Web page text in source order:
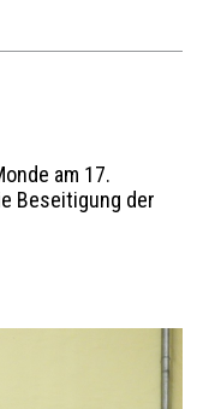
am 17.
Beseitigung der